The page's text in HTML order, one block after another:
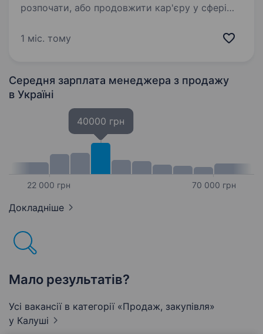
розпочати, або продовжити кар'єру у сфері
підтримаємо! Що буде входити у твої
1 міс. тому
Середня зарплата менеджера з продажу
в Україні
22 000 грн
40000 грн
70 000 грн
Докладніше
Мало результатів?
Усі вакансії в категорії «Продаж, закупівля»
у Калуші